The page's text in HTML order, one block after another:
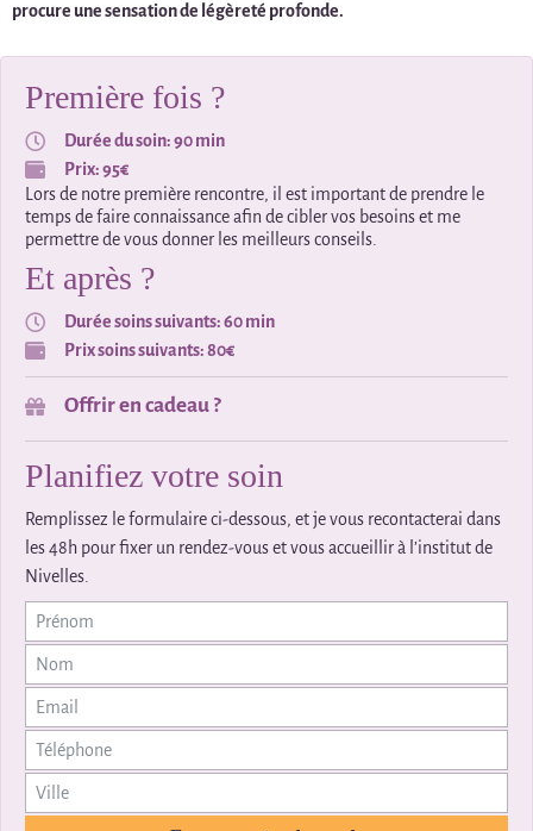
procure une sensation de légèreté profonde.
Première fois ?
Durée du soin: 90 min
Prix: 95€
Lors de notre première rencontre, il est important de prendre le
temps de faire connaissance afin de cibler vos besoins et me
permettre de vous donner les meilleurs conseils.
Et après ?
Durée soins suivants: 60 min
Prix soins suivants: 80€
Offrir en cadeau ?
Planifiez votre soin
Remplissez le formulaire ci-dessous, et je vous recontacterai dans
les 48h pour fixer un rendez-vous et vous accueillir à l’institut de
Nivelles.